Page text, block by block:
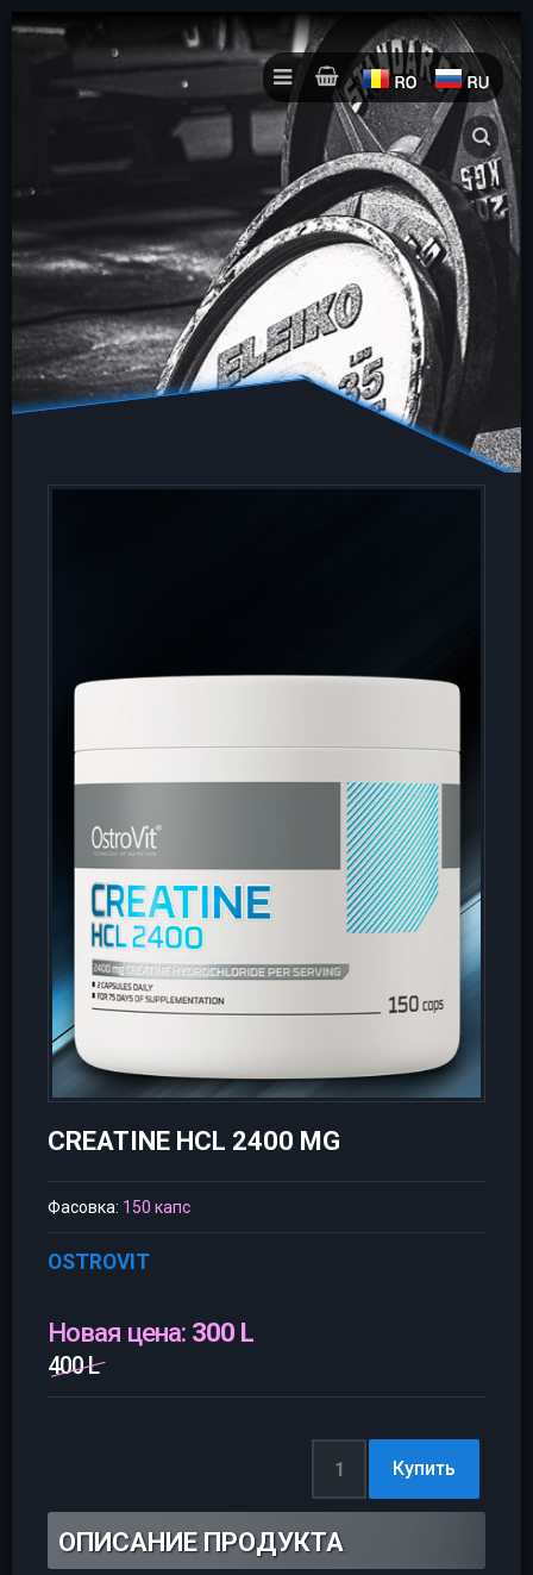
CREATINE HCL 2400 MG
Фасовка: 150 капс
OSTROVIT
Новая цена: 300 L
400 L
ОПИСАНИЕ ПРОДУКТА